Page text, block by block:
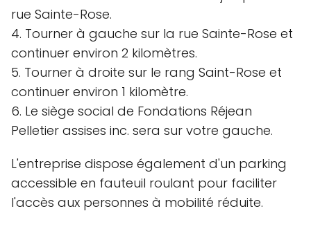
rue Sainte-Rose.
4. Tourner à gauche sur la rue Sainte-Rose et
continuer environ 2 kilomètres.
5. Tourner à droite sur le rang Saint-Rose et
continuer environ 1 kilomètre.
6. Le siège social de Fondations Réjean
Pelletier assises inc. sera sur votre gauche.
L'entreprise dispose également d'un parking
accessible en fauteuil roulant pour faciliter
l'accès aux personnes à mobilité réduite.